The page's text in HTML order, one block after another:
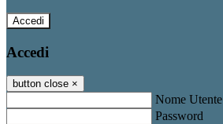
Accedi
Accedi
button close ×
Nome Utente
Password